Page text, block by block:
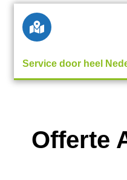
Service door heel
Offerte